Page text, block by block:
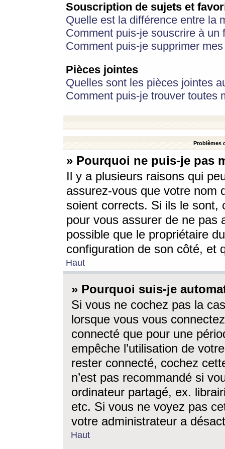
Souscription de sujets et
Quelle est la différence entre la
Comment puis-je souscrire à
Comment puis-je supprimer
Pièces jointes
Quelles sont les pièces jointes
Comment puis-je trouver toutes
Problèmes
» Pourquoi ne puis-je pas
Il y a plusieurs raisons qui
assurez-vous que votre nom
soient corrects. Si ils le sont,
pour vous assurer de ne pas
possible que le propriétaire
configuration de son côté, et
Haut
» Pourquoi suis-je
Si vous ne cochez pas la
lorsque vous vous
connecté que pour une
empêche l’utilisation de
rester connecté, cochez
n’est pas recommandé si
ordinateur partagé, ex.
etc. Si vous ne voyez pas
votre administrateur a
Haut